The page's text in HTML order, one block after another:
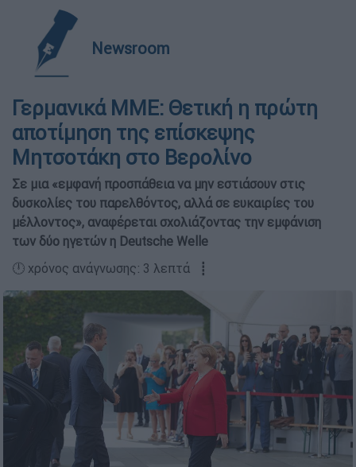
Newsroom
Γερμανικά ΜΜΕ: Θετική η πρώτη
αποτίμηση της επίσκεψης
Μητσοτάκη στο Βερολίνο
Σε μια «εμφανή προσπάθεια να μην εστιάσουν στις
δυσκολίες του παρελθόντος, αλλά σε ευκαιρίες του
μέλλοντος», αναφέρεται σχολιάζοντας την εμφάνιση
των δύο ηγετών η Deutsche Welle
🕛 χρόνος ανάγνωσης: 3 λεπτά ┋